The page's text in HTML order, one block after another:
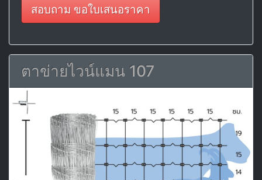
สอบถาม ขอใบเสนอราคา
ตาข่ายไวน์แมน 107